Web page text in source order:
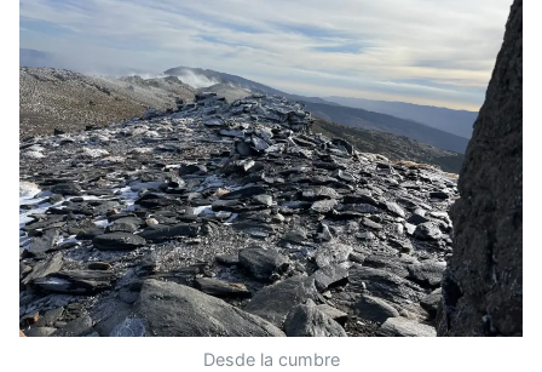
Desde la cumbre